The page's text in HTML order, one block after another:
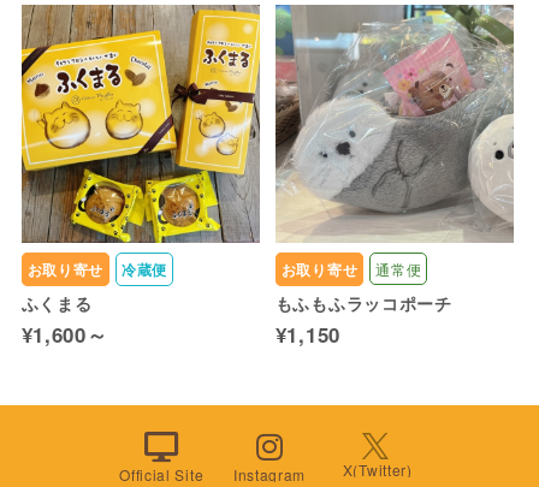
お取り寄せ 冷蔵便
ふくまる
¥1,600～
お取り寄せ 通常便
もふもふラッコポーチ
¥1,150
Official Site Instagram X(Twitter)